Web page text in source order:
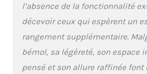
l’absence de la fonctionnalité
décevoir ceux qui espèrent un
rangement supplémentaire.
bémol, sa légèreté, son espace
pensé et son allure raffinée font